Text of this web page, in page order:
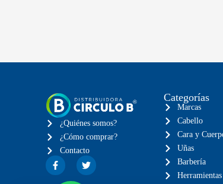
¿Quiénes somos?
¿Cómo comprar?
Contacto
Categorías
Marcas
Cabello
Cara y
Uñas
Barbería
Herramientas